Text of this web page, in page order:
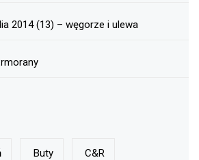
2014 (13) – węgorze i ulewa
Buty C&r